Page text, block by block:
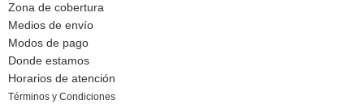
Zona de cobertura
Medios de envío
Modos de pago
Donde estamos
Horarios de atención
Términos y Condiciones